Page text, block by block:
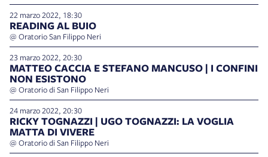
22 marzo 2022, 18:30
READING AL BUIO
@ Oratorio San Filippo Neri
23 marzo 2022, 20:30
MATTEO CACCIA E STEFANO MANCUSO | I CONFINI
NON ESISTONO
@ Oratorio di San Filippo Neri
24 marzo 2022, 20:30
RICKY TOGNAZZI | UGO TOGNAZZI: LA VOGLIA
MATTA DI VIVERE
@ Oratorio di San Filippo Neri